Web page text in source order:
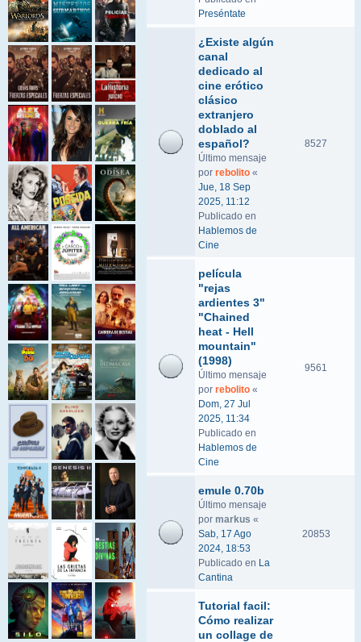
Preséntate
¿Existe algún
canal
dedicado al
cine erótico
clásico
extranjero
doblado al
español?
Último mensaje
por rebolito «
Jue, 18 Sep
2025, 11:12
Publicado en
Hablemos de
Cine
8527
película
"rejas
ardientes 3"
"Chained
heat - Hell
mountain"
(1998)
Último mensaje
por rebolito «
Dom, 27 Jul
2025, 11:34
Publicado en
Hablemos de
Cine
9561
emule 0.70b
Último mensaje
por markus «
Sab, 17 Ago
2024, 18:53
Publicado en La
Cantina
20853
Tutorial facil:
Cómo realizar
un collage de